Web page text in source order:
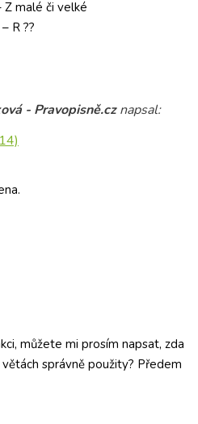
Z malé či velké
R ??
- Pravopisně.cz napsal:
můžete mi prosím napsat, zda
správně použity? Předem